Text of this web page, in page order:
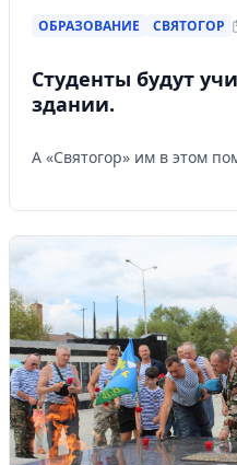
ОБРАЗОВАНИЕ СВЯТОГОР
Студенты будут
здании.
А «Святогор» им в этом